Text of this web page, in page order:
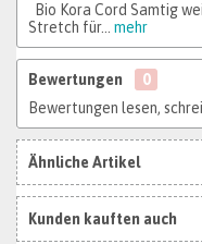
Bio Kora Cord Samtig
Stretch für...
mehr
Bewertungen
0
Bewertungen lesen,
Ähnliche Artikel
Kunden kauften auch